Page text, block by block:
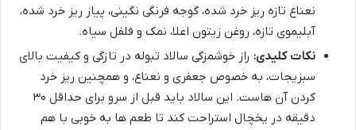
نعناع تازه ریز خرد شده، گوجه فرنگی نگینی، پیاز ریز خرد شده،
آبلیموی تازه، روغن زیتون اعلا، نمک و فلفل سیاه.
نکات کلیدی: راز خوشمزگی سالاد تبوله در تازگی و کیفیت بالای
سبزیجات، به خصوص جعفری و نعناع، و همچنین ریز خرد
کردن آن هاست. این سالاد باید قبل از سرو برای حداقل ۳۰
دقیقه در یخچال استراحت کند تا طعم ها به خوبی با هم